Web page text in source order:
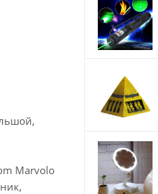
Marvolo